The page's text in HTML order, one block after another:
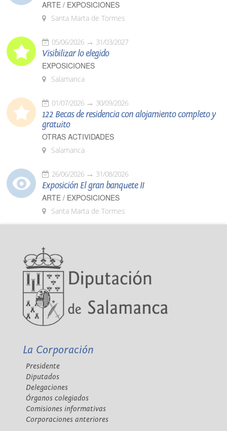
ARTE / EXPOSICIONES
Santa Marta de Tormes
05/06/2026 31/03/2027
Visibilizar lo elegido
EXPOSICIONES
Salamanca
01/07/2026 30/09/2026
122 Becas de residencia con alojamiento completo y
gratuito
OTRAS ACTIVIDADES
Salamanca
26/06/2026 31/08/2026
Exposición El gran banquete II
ARTE / EXPOSICIONES
Santa Marta de Tormes
La Corporación
Presidente
Diputados
Delegaciones
Órganos colegiados
Comisiones informativas
Corporaciones anteriores